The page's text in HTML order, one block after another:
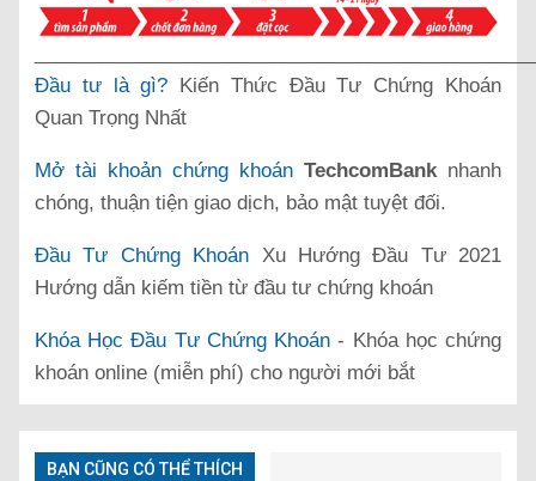
Đầu tư là gì? Kiến Thức Đầu Tư Chứng Khoán
Quan Trọng Nhất
Mở tài khoản chứng khoán TechcomBank nhanh
chóng, thuận tiện giao dịch, bảo mật tuyệt đối.
Đầu Tư Chứng Khoán Xu Hướng Đầu Tư 2021
Hướng dẫn kiếm tiền từ đầu tư chứng khoán
Khóa Học Đầu Tư Chứng Khoán - Khóa học chứng
khoán online (miễn phí) cho người mới bắt
BẠN CŨNG CÓ THỂ THÍCH